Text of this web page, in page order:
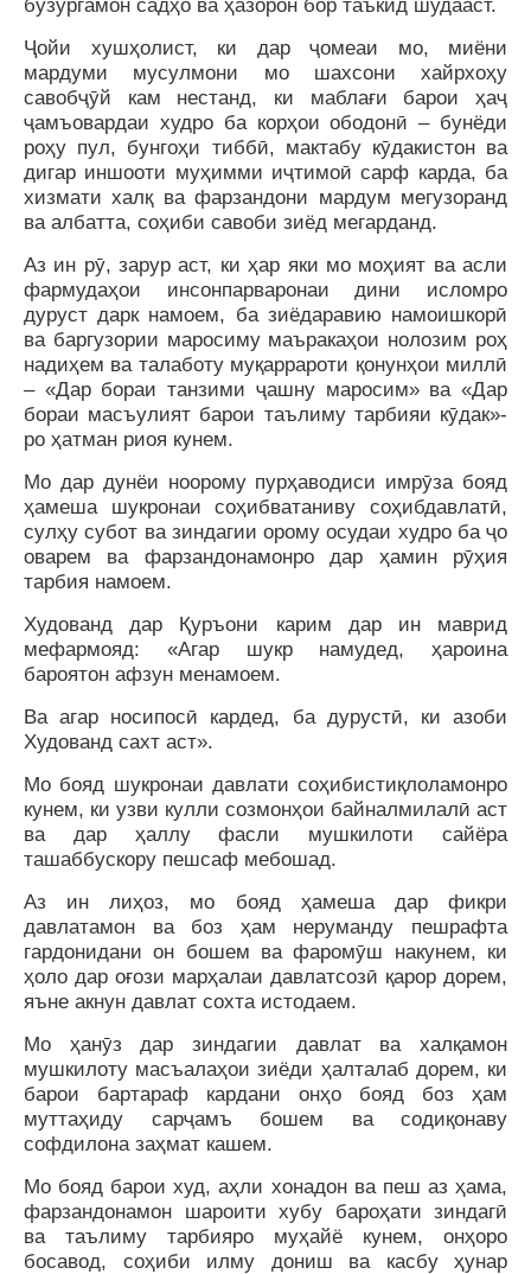
бузургамон садҳо ва ҳазорон бор таъкид шудааст.
Ҷойи хушҳолист, ки дар ҷомеаи мо, миёни
мардуми мусулмони мо шахсони хайрхоҳу
савобҷӯй кам нестанд, ки маблағи барои ҳаҷ
ҷамъовардаи худро ба корҳои ободонӣ – бунёди
роҳу пул, бунгоҳи тиббӣ, мактабу кӯдакистон ва
дигар иншооти муҳимми иҷтимоӣ сарф карда, ба
хизмати халқ ва фарзандони мардум мегузоранд
ва албатта, соҳиби савоби зиёд мегарданд.
Аз ин рӯ, зарур аст, ки ҳар яки мо моҳият ва асли
фармудаҳои инсонпарваронаи дини исломро
дуруст дарк намоем, ба зиёдаравию намоишкорӣ
ва баргузории маросиму маъракаҳои нолозим роҳ
надиҳем ва талаботу муқаррароти қонунҳои миллӣ
– «Дар бораи танзими ҷашну маросим» ва «Дар
бораи масъулият барои таълиму тарбияи кӯдак»-
ро ҳатман риоя кунем.
Мо дар дунёи ноорому пурҳаводиси имрӯза бояд
ҳамеша шукронаи соҳибватаниву соҳибдавлатӣ,
сулҳу субот ва зиндагии орому осудаи худро ба ҷо
оварем ва фарзандонамонро дар ҳамин рӯҳия
тарбия намоем.
Худованд дар Қуръони карим дар ин маврид
мефармояд: «Агар шукр намудед, ҳароина
бароятон афзун менамоем.
Ва агар носипосӣ кардед, ба дурустӣ, ки азоби
Худованд сахт аст».
Мо бояд шукронаи давлати соҳибистиқлоламонро
кунем, ки узви кулли созмонҳои байналмилалӣ аст
ва дар ҳаллу фасли мушкилоти сайёра
ташаббускору пешсаф мебошад.
Аз ин лиҳоз, мо бояд ҳамеша дар фикри
давлатамон ва боз ҳам неруманду пешрафта
гардонидани он бошем ва фаромӯш накунем, ки
ҳоло дар оғози марҳалаи давлатсозӣ қарор дорем,
яъне акнун давлат сохта истодаем.
Мо ҳанӯз дар зиндагии давлат ва халқамон
мушкилоту масъалаҳои зиёди ҳалталаб дорем, ки
барои бартараф кардани онҳо бояд боз ҳам
муттаҳиду сарҷамъ бошем ва содиқонаву
софдилона заҳмат кашем.
Мо бояд барои худ, аҳли хонадон ва пеш аз ҳама,
фарзандонамон шароити хубу бароҳати зиндагӣ
ва таълиму тарбияро муҳайё кунем, онҳоро
босавод, соҳиби илму дониш ва касбу ҳунар